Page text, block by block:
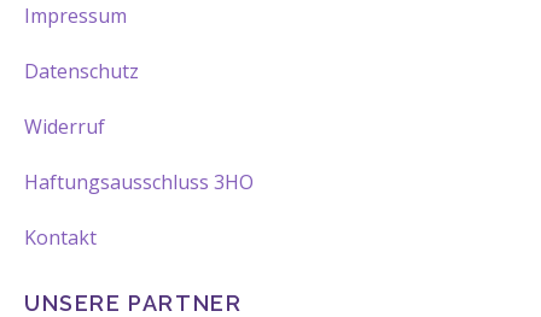
Impressum
Datenschutz
Widerruf
Haftungsausschluss 3HO
Kontakt
UNSERE PARTNER